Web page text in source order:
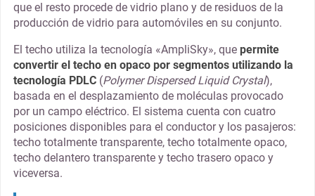
que el resto procede de vidrio plano y de residuos de la
producción de vidrio para automóviles en su conjunto.
El techo utiliza la tecnología «AmpliSky», que permite
convertir el techo en opaco por segmentos utilizando la
tecnología PDLC(Polymer Dispersed Liquid Crystal),
basada en el desplazamiento de moléculas provocado
por un campo eléctrico. El sistema cuenta con cuatro
posiciones disponibles para el conductor y los pasajeros:
techo totalmente transparente, techo totalmente opaco,
techo delantero transparente y techo trasero opaco y
viceversa.